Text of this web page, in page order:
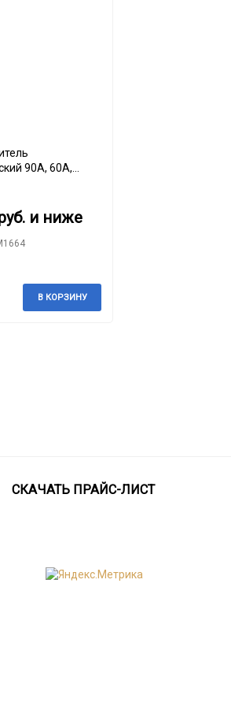
90А, 60А,
и ниже
В КОРЗИНУ
СКАЧАТЬ ПРАЙС-ЛИСТ